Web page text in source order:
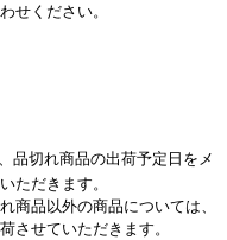
せください。
品切れ商品の出荷予定日をメ
ただきます。
商品以外の商品については、
させていただきます。